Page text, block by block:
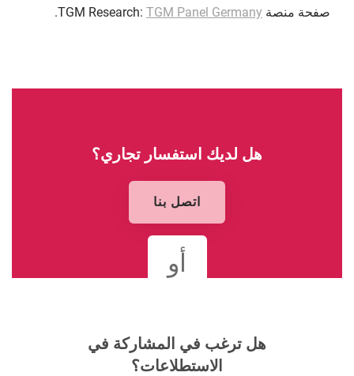
صفحة منصة TGM Research: TGM Panel Germany
.
هل لديك استفسار تجاري؟
اتصل بنا
هل ترغب في المشاركة في
الاستطلاعات؟
أو